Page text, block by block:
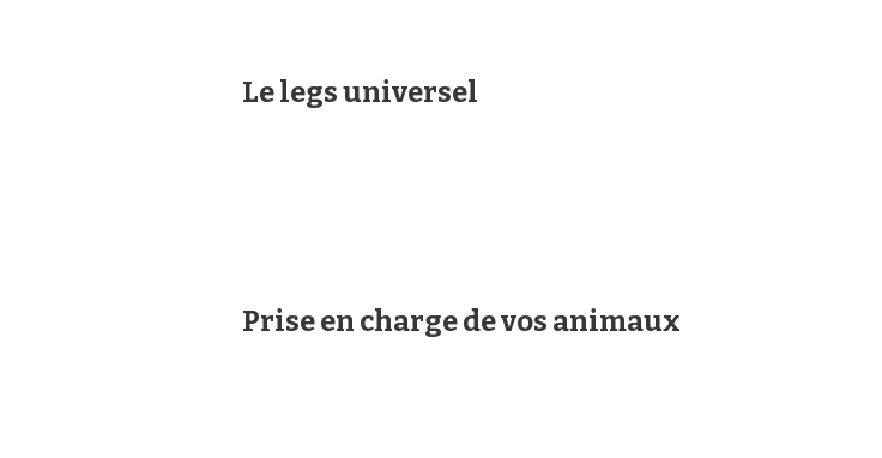
Le legs universel
Prise en charge de vos animaux